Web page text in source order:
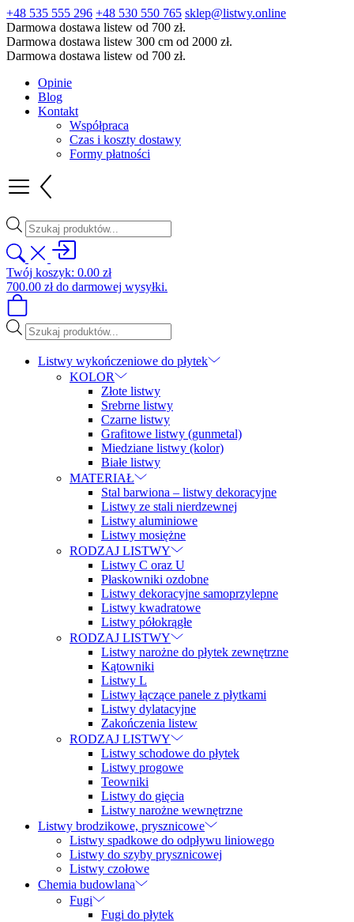
+48 535 555 296 +48 530 550 765 sklep@listwy.online
Darmowa dostawa listew od 700 zł.
Darmowa dostawa listew 300 cm od 2000 zł.
Darmowa dostawa listew od 700 zł.
Opinie
Blog
Kontakt
Współpraca
Czas i koszty dostawy
Formy płatności
Wyszukiwarka
produktów
Twój koszyk: 0.00 zł
700.00 złdo darmowej wysyłki.
Wyszukiwarka
produktów
Listwy wykończeniowe do płytek
KOLOR
Złote listwy
Srebrne listwy
Czarne listwy
Grafitowe listwy (gunmetal)
Miedziane listwy (kolor)
Białe listwy
MATERIAŁ
Stal barwiona – listwy dekoracyjne
Listwy ze stali nierdzewnej
Listwy aluminiowe
Listwy mosiężne
RODZAJ LISTWY
Listwy C oraz U
Płaskowniki ozdobne
Listwy dekoracyjne samoprzylepne
Listwy kwadratowe
Listwy półokrągłe
RODZAJ LISTWY
Listwy narożne do płytek zewnętrzne
Kątowniki
Listwy L
Listwy łączące panele z płytkami
Listwy dylatacyjne
Zakończenia listew
RODZAJ LISTWY
Listwy schodowe do płytek
Listwy progowe
Teowniki
Listwy do gięcia
Listwy narożne wewnętrzne
Listwy brodzikowe, prysznicowe
Listwy spadkowe do odpływu liniowego
Listwy do szyby prysznicowej
Listwy czołowe
Chemia budowlana
Fugi
Fugi do płytek